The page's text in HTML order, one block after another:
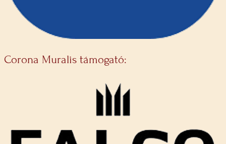
Corona Muralis támogató: